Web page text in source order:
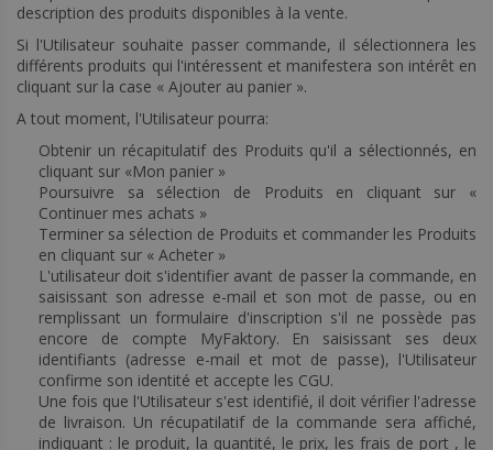
description des produits disponibles à la vente.
Si l'Utilisateur souhaite passer commande, il sélectionnera les
différents produits qui l'intéressent et manifestera son intérêt en
cliquant sur la case « Ajouter au panier ».
A tout moment, l'Utilisateur pourra:
Obtenir un récapitulatif des Produits qu'il a sélectionnés, en
cliquant sur «Mon panier »
Poursuivre sa sélection de Produits en cliquant sur «
Continuer mes achats »
Terminer sa sélection de Produits et commander les Produits
en cliquant sur « Acheter »
L'utilisateur doit s'identifier avant de passer la commande, en
saisissant son adresse e-mail et son mot de passe, ou en
remplissant un formulaire d'inscription s'il ne possède pas
encore de compte MyFaktory. En saisissant ses deux
identifiants (adresse e-mail et mot de passe), l'Utilisateur
confirme son identité et accepte les CGU.
Une fois que l'Utilisateur s'est identifié, il doit vérifier l'adresse
de livraison. Un récupatilatif de la commande sera affiché,
indiquant : le produit, la quantité, le prix, les frais de port , le